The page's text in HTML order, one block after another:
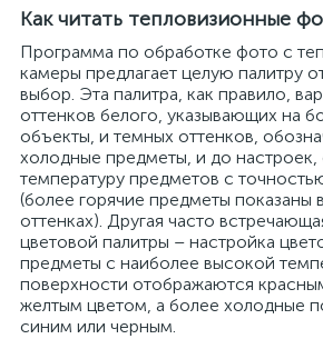
Как читать тепловизионные
Программа по обработке фото с
камеры предлагает целую палитру
выбор. Эта палитра, как правило,
оттенков белого, указывающих на
объекты, и темных оттенков,
холодные предметы, и до
температуру предметов с
(более горячие предметы показаны
оттенках). Другая часто
цветовой палитры – настройка
предметы с наиболее высокой
поверхности отображаются
желтым цветом, а более холодные
синим или черным.